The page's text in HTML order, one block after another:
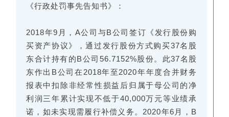
《行政处罚事先告知书》：
2018年9月，A公司与B公司签订《发行股份购
买资产协议》，通过发行股份方式购买37名股
东合计持有的B公司56.7152%股份。此37名股
东作出B公司在2018年至2020年年度合并财务
报表中扣除非经常性损益后归属于母公司的净
利润三年累计实现不低于40,000万元等业绩承
诺，如未实现需履行补偿义务。2020年6月，B